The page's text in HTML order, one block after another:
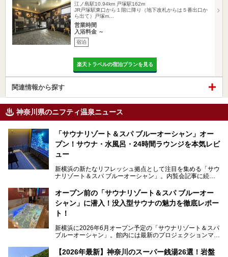
江ノ島駅10.94km 戸塚駅162m
JR戸塚駅東口から１階に降り（地下改札からは５番出口か
ら出て）戸塚m…
営業時間
入浴料金 ～
宿泊
楽天トラベルの宿泊プランを見る
関連情報から探す
神奈川県のニフティ温泉ニュース
「サウナリゾート＆スパ ブルーオーシャン」オー
プン！サウナ・水風呂・24時間ラウンジを本気レビ
ュー
新横浜の新たなリフレッシュ拠点として注目を集める「サウ
ナリゾート＆スパ ブルーオーシャン」。内覧会記事に続
す。サウナや水風呂の気持ちよさはもちろん、リラックスス
ペースの過ごしやすさまで徹底チェック。新横浜エリアで日
常の疲れをリセットしたい人、ライブやスポーツ観戦遠征組
は必見です。
オープン前の「サウナリゾート＆スパ ブルーオー
シャン」に潜入！没入型サウナの魅力を徹底レポー
ト！
新横浜に2026年6月オープン予定の「サウナリゾート＆スパ
ブルーオーシャン」。館内には最新のプロジェクションマッ
的な“没入感（イマーシブ）”を体験できます。
【2026年最新】神奈川のスーパー銭湯26選！岩盤